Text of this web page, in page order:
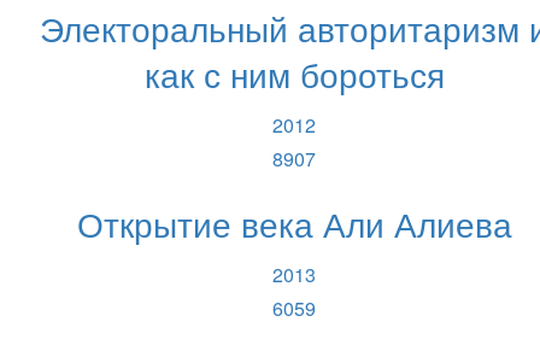
Электоральный авторитаризм
как с ним бороться
2012
8907
Открытие века Али Алиева
2013
6059